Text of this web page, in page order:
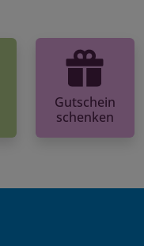
Gutschein
schenken